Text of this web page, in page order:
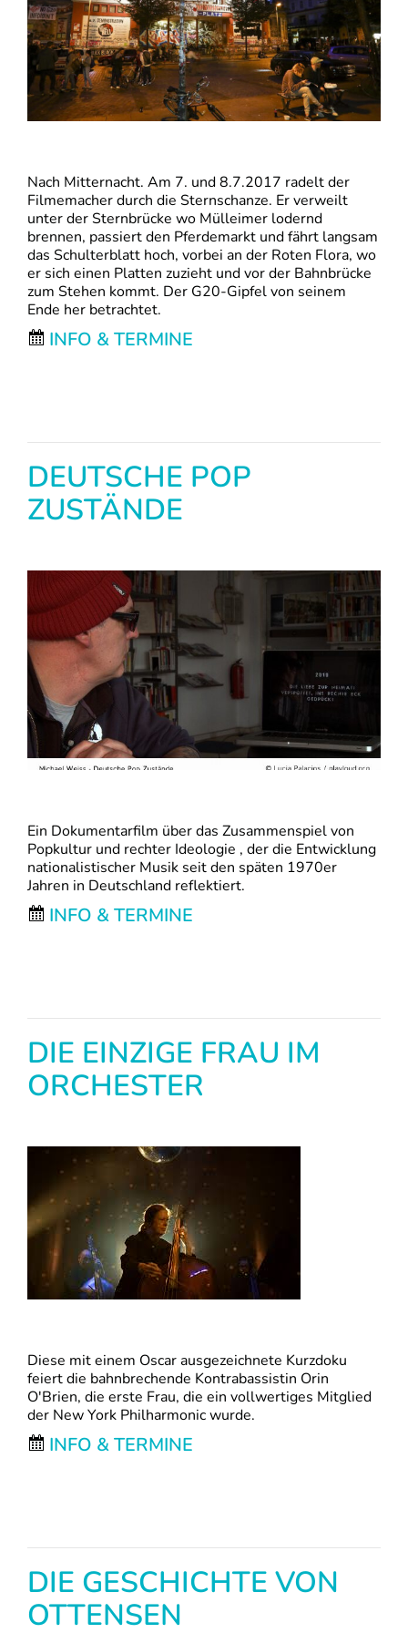
Nach Mitternacht. Am 7. und 8.7.2017 radelt der
Filmemacher durch die Sternschanze. Er verweilt
unter der Sternbrücke wo Mülleimer lodernd
brennen, passiert den Pferdemarkt und fährt langsam
das Schulterblatt hoch, vorbei an der Roten Flora, wo
er sich einen Platten zuzieht und vor der Bahnbrücke
zum Stehen kommt. Der G20-Gipfel von seinem
Ende her betrachtet.
INFO & TERMINE
DEUTSCHE POP
ZUSTÄNDE
Ein Dokumentarfilm über das Zusammenspiel von
Popkultur und rechter Ideologie , der die Entwicklung
nationalistischer Musik seit den späten 1970er
Jahren in Deutschland reflektiert.
INFO & TERMINE
DIE EINZIGE FRAU IM
ORCHESTER
Diese mit einem Oscar ausgezeichnete Kurzdoku
feiert die bahnbrechende Kontrabassistin Orin
O'Brien, die erste Frau, die ein vollwertiges Mitglied
der New York Philharmonic wurde.
INFO & TERMINE
DIE GESCHICHTE VON
OTTENSEN